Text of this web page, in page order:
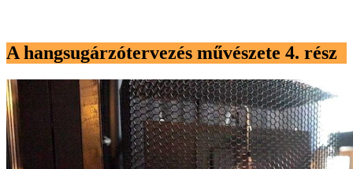
A hangsugárzótervezés művészete 4. rész